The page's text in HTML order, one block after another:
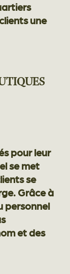
une
pour leur
se met
se
Grâce à
personnel
et des